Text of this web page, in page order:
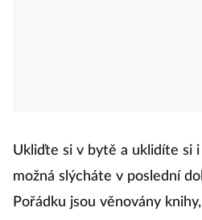
Ukliďte si v bytě a uklidíte si
možná slýcháte v poslední
Pořádku jsou věnovány